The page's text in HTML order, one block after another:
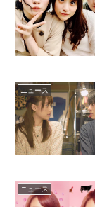
ニュース
ニュース